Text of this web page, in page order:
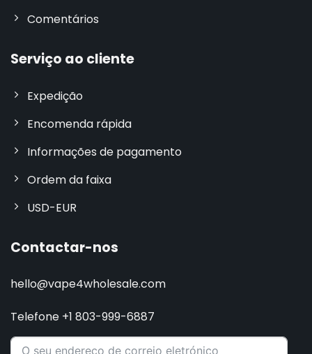
Comentários
Serviço ao cliente
Expedição
Encomenda rápida
Informações de pagamento
Ordem da faixa
USD-EUR
Contactar-nos
hello@vape4wholesale.com
Telefone +1 803-999-6887